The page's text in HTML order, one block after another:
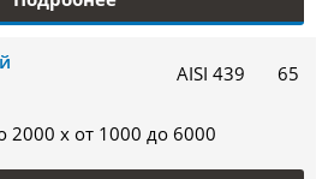
AISI 439 65
2000 x от 1000 до 6000